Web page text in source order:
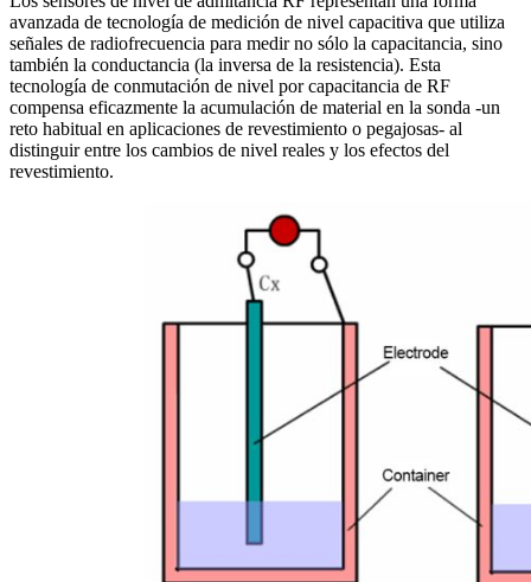
avanzada de tecnología de medición de nivel capacitiva que utiliza
señales de radiofrecuencia para medir no sólo la capacitancia, sino
también la conductancia (la inversa de la resistencia). Esta
tecnología de conmutación de nivel por capacitancia de RF
compensa eficazmente la acumulación de material en la sonda -un
reto habitual en aplicaciones de revestimiento o pegajosas- al
distinguir entre los cambios de nivel reales y los efectos del
revestimiento.